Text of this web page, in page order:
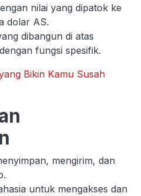
nilai yang dipatok ke
dolar AS.
dibangun di atas
fungsi spesifik.
Bikin Kamu Susah
mengirim, dan
untuk mengakses dan